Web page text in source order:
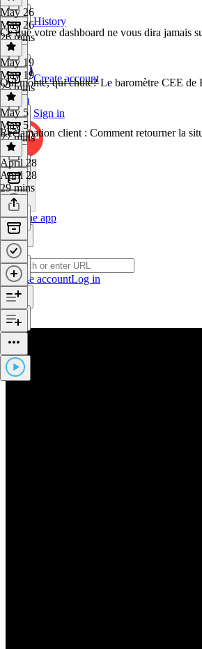
History
Create account
Sign in
Get the app
Create accountLog in
May 26
May 26
26 mins
Ce que votre dashboard ne vous dira jamais
May 19
May 19
23 mins
Qui monte, qui chute? Le baromètre CEE
May 5
May 5
27 mins
Réclamation client : Comment retourner la
April 28
April 28
29 mins